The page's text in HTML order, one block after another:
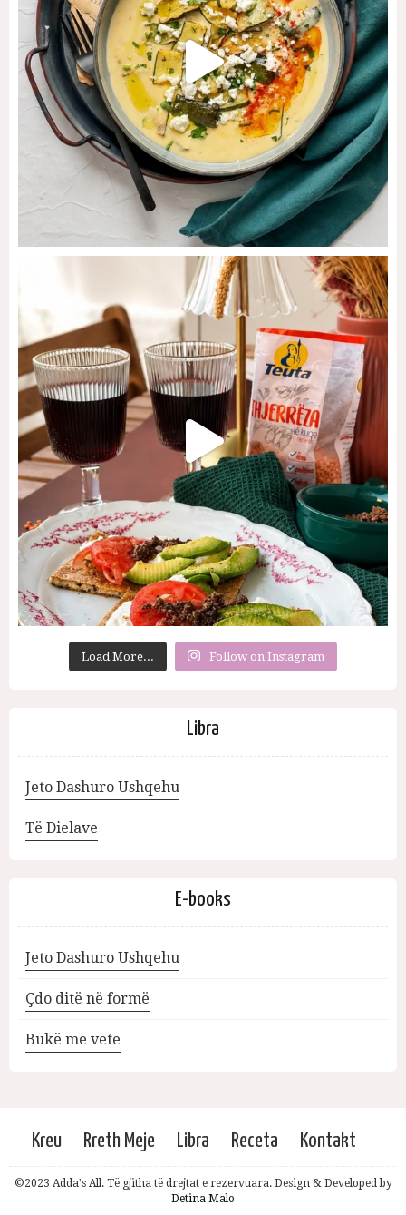
Load More... Follow on Instagram
Libra
Jeto Dashuro Ushqehu
Të Dielave
E-books
Jeto Dashuro Ushqehu
Çdo ditë në formë
Bukë me vete
Kreu Rreth Meje Libra Receta Kontakt
©2023 Adda's All. Të gjitha të drejtat e rezervuara. Design & Developed by
Detina Malo